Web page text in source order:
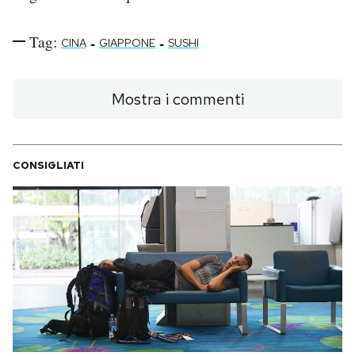
Tag: CINA - GIAPPONE - SUSHI
Mostra i commenti
CONSIGLIATI